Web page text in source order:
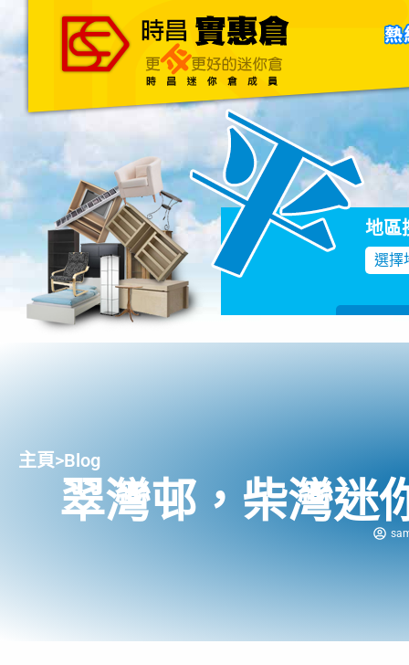
主頁 關於我們 聯絡我們
地區
選擇
主頁>Blog
翠灣邨，柴灣迷